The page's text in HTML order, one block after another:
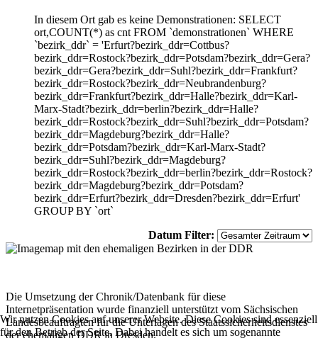
In diesem Ort gab es keine Demonstrationen: SELECT
ort,COUNT(*) as cnt FROM `demonstrationen` WHERE
`bezirk_ddr` = 'Erfurt?bezirk_ddr=Cottbus?
bezirk_ddr=Rostock?bezirk_ddr=Potsdam?bezirk_ddr=Gera?
bezirk_ddr=Gera?bezirk_ddr=Suhl?bezirk_ddr=Frankfurt?
bezirk_ddr=Rostock?bezirk_ddr=Neubrandenburg?
bezirk_ddr=Frankfurt?bezirk_ddr=Halle?bezirk_ddr=Karl-
Marx-Stadt?bezirk_ddr=berlin?bezirk_ddr=Halle?
bezirk_ddr=Rostock?bezirk_ddr=Suhl?bezirk_ddr=Potsdam?
bezirk_ddr=Magdeburg?bezirk_ddr=Halle?
bezirk_ddr=Potsdam?bezirk_ddr=Karl-Marx-Stadt?
bezirk_ddr=Suhl?bezirk_ddr=Magdeburg?
bezirk_ddr=Rostock?bezirk_ddr=berlin?bezirk_ddr=Rostock?
bezirk_ddr=Magdeburg?bezirk_ddr=Potsdam?
bezirk_ddr=Erfurt?bezirk_ddr=Dresden?bezirk_ddr=Erfurt'
GROUP BY `ort`
Datum Filter:
Die Umsetzung der Chronik/Datenbank für diese
Internetpräsentation wurde finanziell unterstützt vom Sächsischen
Landesbeauftragten für die Unterlagen des Staatssicherheitsdienstes
der ehemaligen DDR in Dresden.
Wir nutzen Cookies auf unserer Website. Diese Cookies sind essenziell
für den Betrieb der Seite. Dabei handelt es sich um sogenannte